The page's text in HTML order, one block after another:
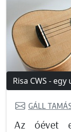
Risa CWS -
GÁLL
Az óévet